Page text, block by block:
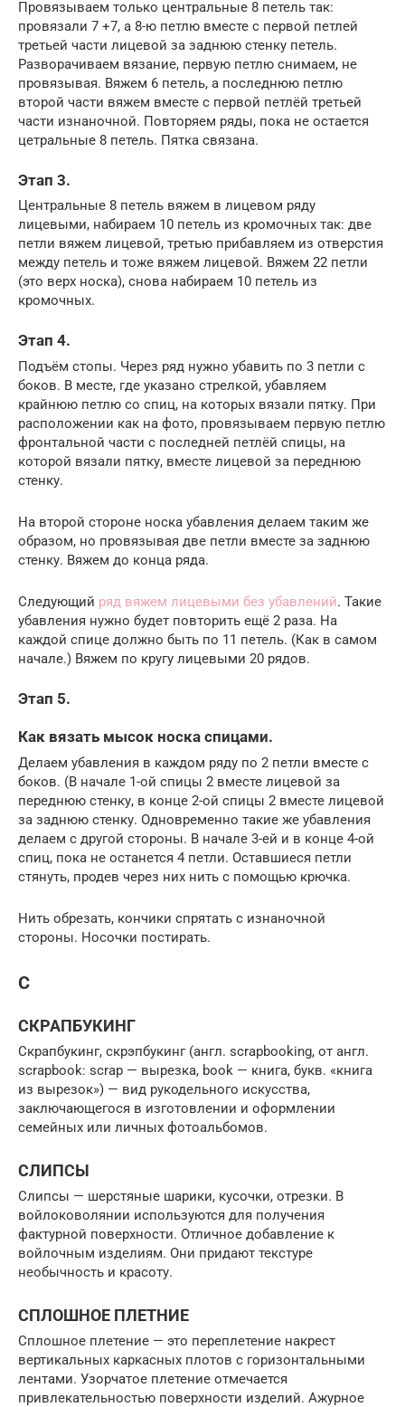
Провязываем только центральные 8 петель так:
провязали 7 +7, а 8-ю петлю вместе с первой петлей
третьей части лицевой за заднюю стенку петель.
Разворачиваем вязание, первую петлю снимаем, не
провязывая. Вяжем 6 петель, а последнюю петлю
второй части вяжем вместе с первой петлёй третьей
части изнаночной. Повторяем ряды, пока не остается
цетральные 8 петель. Пятка связана.
Этап 3.
Центральные 8 петель вяжем в лицевом ряду
лицевыми, набираем 10 петель из кромочных так: две
петли вяжем лицевой, третью прибавляем из отверстия
между петель и тоже вяжем лицевой. Вяжем 22 петли
(это верх носка), снова набираем 10 петель из
кромочных.
Этап 4.
Подъём стопы. Через ряд нужно убавить по 3 петли с
боков. В месте, где указано стрелкой, убавляем
крайнюю петлю со спиц, на которых вязали пятку. При
расположении как на фото, провязываем первую петлю
фронтальной части с последней петлёй спицы, на
которой вязали пятку, вместе лицевой за переднюю
стенку.
На второй стороне носка убавления делаем таким же
образом, но провязывая две петли вместе за заднюю
стенку. Вяжем до конца ряда.
Следующий ряд вяжем лицевыми без убавлений. Такие
убавления нужно будет повторить ещё 2 раза. На
каждой спице должно быть по 11 петель. (Как в самом
начале.) Вяжем по кругу лицевыми 20 рядов.
Этап 5.
Как вязать мысок носка спицами.
Делаем убавления в каждом ряду по 2 петли вместе с
боков. (В начале 1-ой спицы 2 вместе лицевой за
переднюю стенку, в конце 2-ой спицы 2 вместе лицевой
за заднюю стенку. Одновременно такие же убавления
делаем с другой стороны. В начале 3-ей и в конце 4-ой
спиц, пока не останется 4 петли. Оставшиеся петли
стянуть, продев через них нить с помощью крючка.
Нить обрезать, кончики спрятать с изнаночной
стороны. Носочки постирать.
С
СКРАПБУКИНГ
Скрапбукинг, скрэпбукинг (англ. scrapbooking, от англ.
scrapbook: scrap — вырезка, book — книга, букв. «книга
из вырезок») — вид рукодельного искусства,
заключающегося в изготовлении и оформлении
семейных или личных фотоальбомов.
СЛИПСЫ
Слипсы — шерстяные шарики, кусочки, отрезки. В
войлоковолянии используются для получения
фактурной поверхности. Отличное добавление к
войлочным изделиям. Они придают текстуре
необычность и красоту.
СПЛОШНОЕ ПЛЕТНИЕ
Сплошное плетение — это переплетение накрест
вертикальных каркасных плотов с горизонтальными
лентами. Узорчатое плетение отмечается
привлекательностью поверхности изделий. Ажурное